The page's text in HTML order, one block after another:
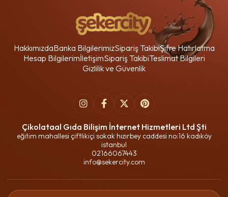
HakkımızdaBanka BilgilerimizSipariş TakibiŞifre Hatırlatma
Hesap BilgilerimİletişimSipariş TakibiTeslimat Bilgileri
Gizlilik ve Güvenlik
Çikolataal Gıda Bilişim İnternet Hizmetleri Ltd Şti
eğitim mahallesi çiftlikiçi sokak hızırbey caddesi no:16 kadıköy
istanbul
02166067443
info@sekercity.com